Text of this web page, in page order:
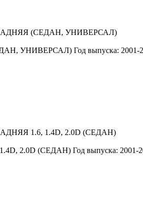
УНИВЕРСАЛ) Год выпуска: 2001-
2.0D (СЕДАН) Год выпуска: 2001-